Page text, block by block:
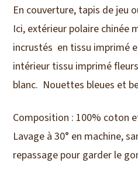
En couverture, tapis de
Ici, extérieur polaire chinée
incrustés en tissu imprimé
intérieur tissu imprimé
blanc. Nouettes bleues et
Composition : 100% coton
Lavage à 30° en machine,
repassage pour garder le